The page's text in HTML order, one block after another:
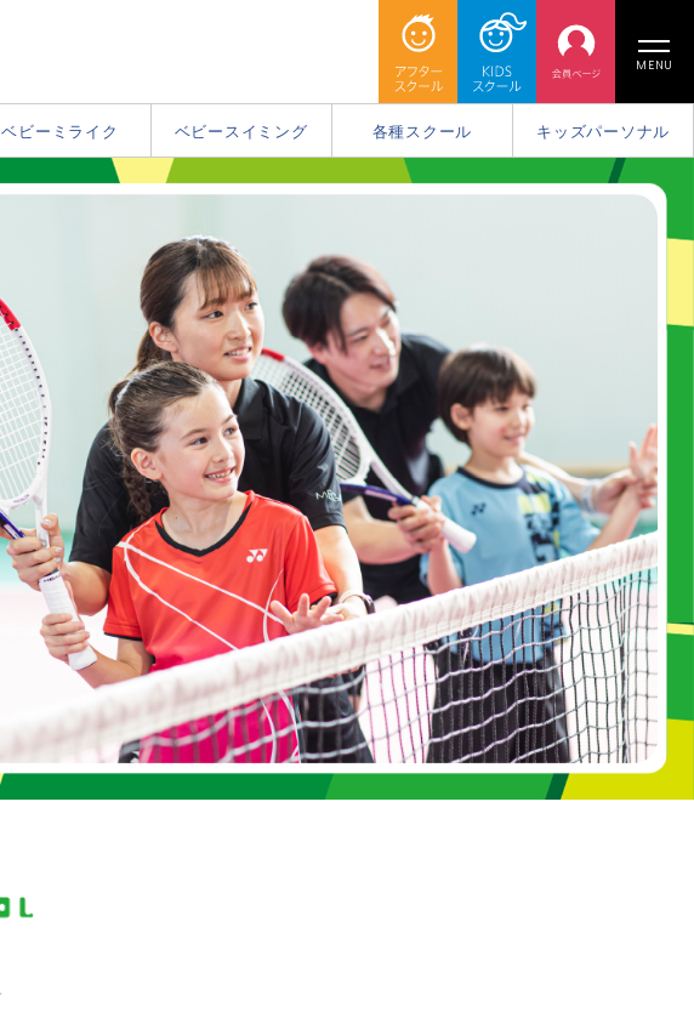
MENU
ベビーミライク ベビースイミング 各種スクール キッズパーソナル